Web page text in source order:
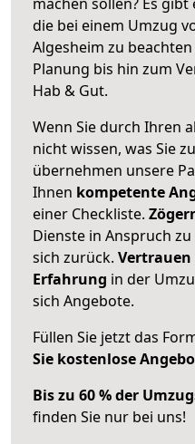
die bei einem Umzug
Algesheim zu
Planung bis hin zum
Hab & Gut.
Wenn Sie durch Ihren
nicht wissen, was Sie
übernehmen unsere
Ihnen kompetente
einer Checkliste.
Dienste in Anspruch
sich zurück. Vertrauen
Erfahrung in der
sich Angebote.
Füllen Sie jetzt das
Sie kostenlose
Bis zu 60 % der
finden Sie nur bei uns!